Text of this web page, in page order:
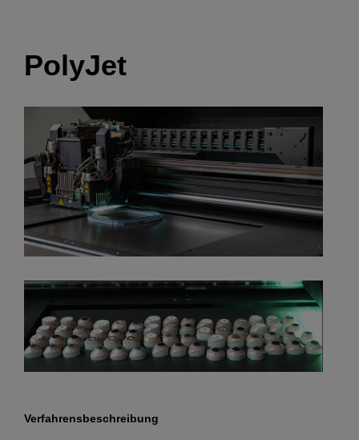
PolyJet
Verfahrensbeschreibung